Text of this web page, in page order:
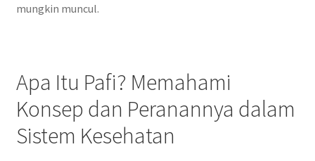
mungkin muncul.
Apa Itu Pafi? Memahami
Konsep dan Peranannya dalam
Sistem Kesehatan